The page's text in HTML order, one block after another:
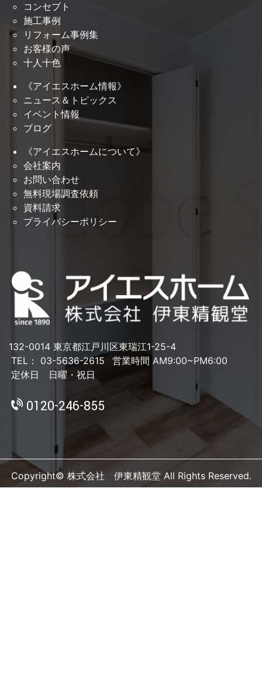
コンセプト
施工事例
リフォーム事例集
お客様の声
十人十色
《アイエスホーム情報》
ニュース＆トピックス
イベント情報
ブログ
《アイエスホームについて》
会社案内
お問い合わせ
無料現場調査依頼
資料請求
プライバシーポリシー
132-0014 東京都江戸川区東瑞江1-25-4
TEL： 03-5636-2615
営業時間 AM9:00~PM6:00
定休日 日曜・祝日
0120-246-855
Copyright© 株式会社 伊東精観堂 All Rights Reserved.